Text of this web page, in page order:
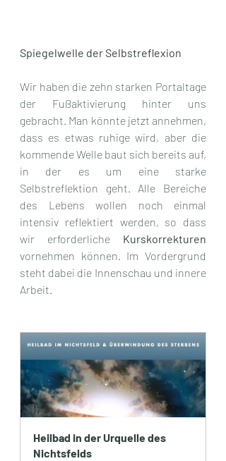
Spiegelwelle der Selbstreflexion
Wir haben die zehn starken Portaltage
der Fußaktivierung hinter uns
gebracht. Man könnte jetzt annehmen,
dass es etwas ruhige wird, aber die
kommende Welle baut sich bereits auf,
in der es um eine starke
Selbstreflektion geht. Alle Bereiche
des Lebens wollen noch einmal
intensiv reflektiert werden, so dass
wir erforderliche
vornehmen können. Im Vordergrund
steht dabei die Innenschau und innere
Arbeit.
Heilbad in der Urquelle des
Nichtsfelds